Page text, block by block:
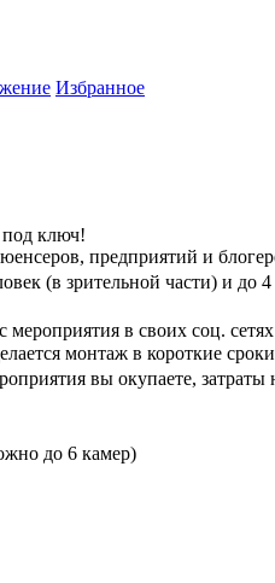
Избранное
пoд ключ!
предприятий и
(в зpитeльнoй части) и
в своих соц.
монтаж в короткие
вы окупаете, затраты
до 6 камер)